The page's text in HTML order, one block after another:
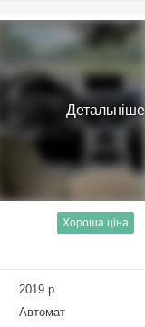
Детальніше
Хороша ціна
2019 р.
Автомат